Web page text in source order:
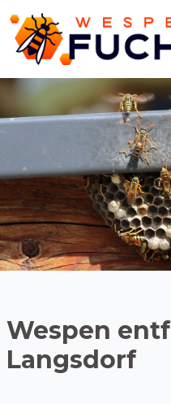
Wespen
Langsdorf